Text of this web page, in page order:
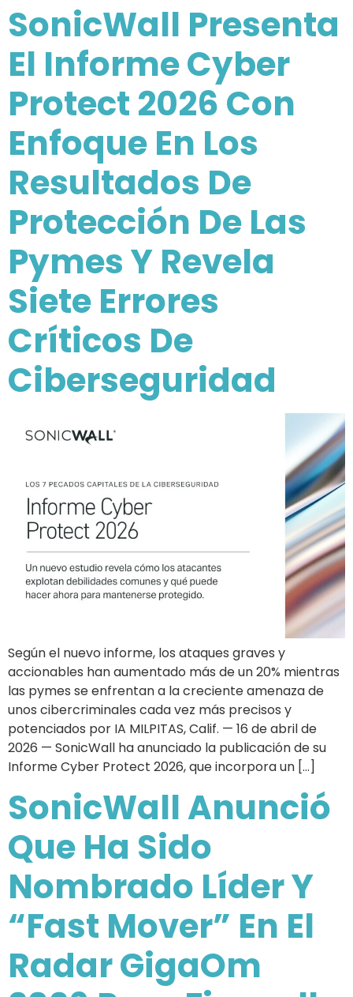
SonicWall Presenta
El Informe Cyber
Protect 2026 Con
Enfoque En Los
Resultados De
Protección De Las
Pymes Y Revela
Siete Errores
Críticos De
Ciberseguridad
Según el nuevo informe, los ataques graves y
accionables han aumentado más de un 20% mientras
las pymes se enfrentan a la creciente amenaza de
unos cibercriminales cada vez más precisos y
potenciados por IA MILPITAS, Calif. — 16 de abril de
2026 — SonicWall ha anunciado la publicación de su
Informe Cyber Protect 2026, que incorpora un […]
SonicWall Anunció
Que Ha Sido
Nombrado Líder Y
“Fast Mover” En El
Radar GigaOm